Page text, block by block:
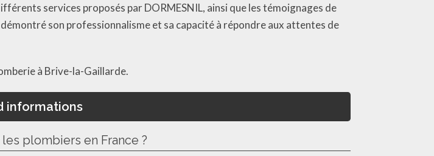
services proposés par DORMESNIL, ainsi que les témoignages de
son professionnalisme et sa capacité à répondre aux attentes de
à Brive-la-Gaillarde.
informations
plombiers en France ?